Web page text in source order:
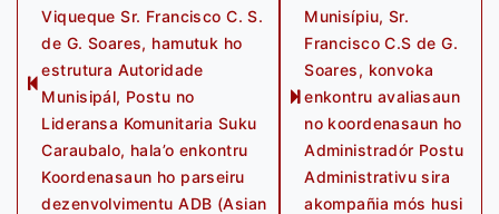
Previous
post:
Viqueque Sr. Francisco C. S.
de G. Soares, hamutuk ho
estrutura Autoridade
Munisipál, Postu no
Lideransa Komunitaria Suku
Caraubalo, hala’o enkontru
Koordenasaun ho parseiru
dezenvolvimentu ADB (Asian
Next
post:
Munisípiu, Sr.
Francisco C.S de G.
Soares, konvoka
enkontru avaliasaun
no koordenasaun ho
Administradór Postu
Administrativu sira
akompañia mós husi